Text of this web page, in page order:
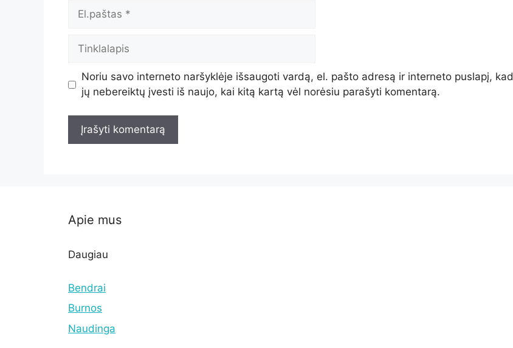
El.paštas
Tinklalapis
Noriu savo interneto naršyklėje išsaugoti vardą, el. pašto adresą ir interneto puslapį, kad
jų nebereiktų įvesti iš naujo, kai kitą kartą vėl norėsiu parašyti komentarą.
Apie mus
Daugiau
Bendrai
Burnos
Naudinga